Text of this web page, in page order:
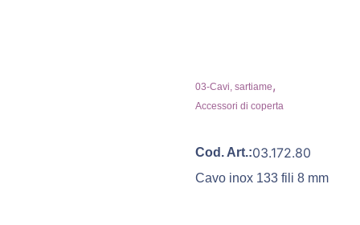
03-Cavi, sartiame,
Accessori di coperta
Cod. Art.:03.172.80
Cavo inox 133 fili 8 mm